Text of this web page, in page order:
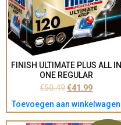
FINISH ULTIMATE PLUS ALL IN
ONE REGULAR
VAATWASTABLETTEN – 120
CAPSULES
€50.49 €41.99
Toevoegen aan winkelwagen